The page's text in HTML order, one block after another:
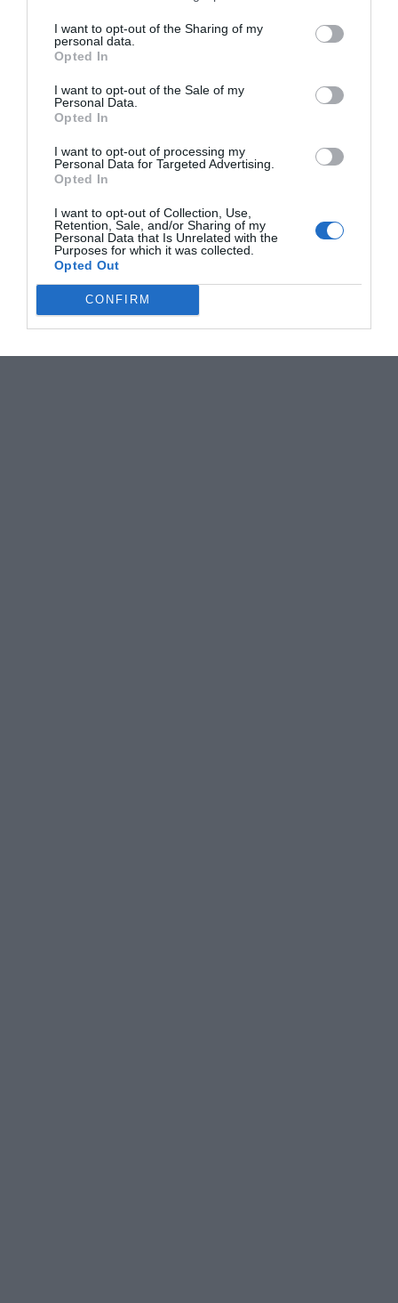
I want to opt-out of the Sharing of my
personal data.
Opted In
I want to opt-out of the Sale of my
Personal Data.
Opted In
I want to opt-out of processing my
Personal Data for Targeted Advertising.
Opted In
I want to opt-out of Collection, Use,
Retention, Sale, and/or Sharing of my
Personal Data that Is Unrelated with the
Purposes for which it was collected.
Opted Out
CONFIRM